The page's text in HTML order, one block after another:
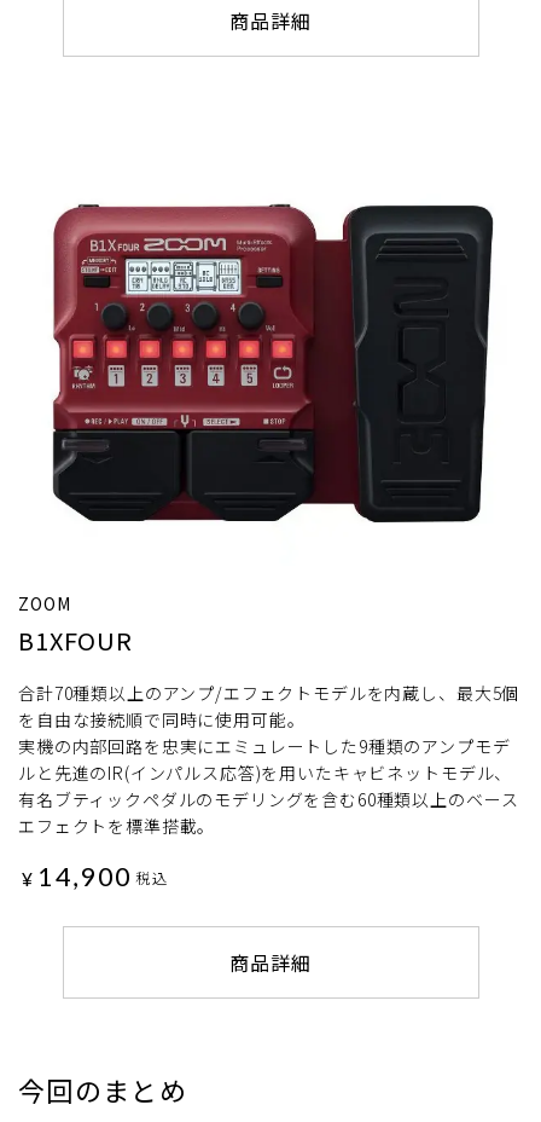
商品詳細
ZOOM
B1XFOUR
合計70種類以上のアンプ/エフェクトモデルを内蔵し、最大5個
を自由な接続順で同時に使用可能。
実機の内部回路を忠実にエミュレートした9種類のアンプモデ
ルと先進のIR(インパルス応答)を用いたキャビネットモデル、
有名ブティックペダルのモデリングを含む60種類以上のベース
エフェクトを標準搭載。
¥ 14,900 税込
商品詳細
今回のまとめ